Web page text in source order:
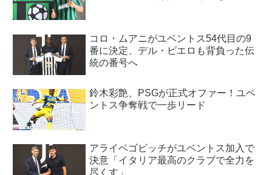
コロ・ムアニがユベントス54代目の9
番に決定、デル・ピエロも背負った伝
統の番号へ
鈴木彩艶、PSGが正式オファー！ユベ
ントス争奪戦で一歩リード
アライベゴビッチがユベントス加入で
決意「イタリア最高のクラブで全力を
尽くす」